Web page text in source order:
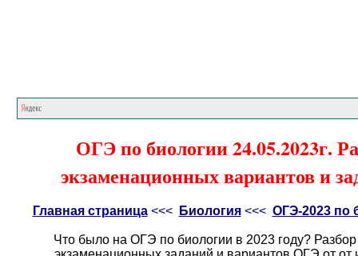
ОГЭ по биологии 24.05.2023г.
экзаменационных вариантов и
Главная страница<<< Биология<<< ОГЭ-2023 по
Что было на ОГЭ по биологии в 2023 году?